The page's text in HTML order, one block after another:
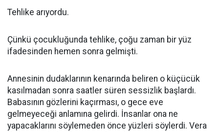
Tehlike arıyordu.
Çünkü çocukluğunda tehlike, çoğu zaman bir yüz
ifadesinden hemen sonra gelmişti.
Annesinin dudaklarının kenarında beliren o küçücük
kasılmadan sonra saatler süren sessizlik başlardı.
Babasının gözlerini kaçırması, o gece eve
gelmeyeceği anlamına gelirdi. İnsanlar ona ne
yapacaklarını söylemeden önce yüzleri söylerdi. Vera